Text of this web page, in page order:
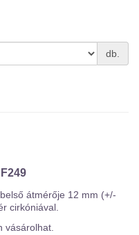
db.
átmérője 12 mm (+/-
cirkóniával.
vásárolhat.